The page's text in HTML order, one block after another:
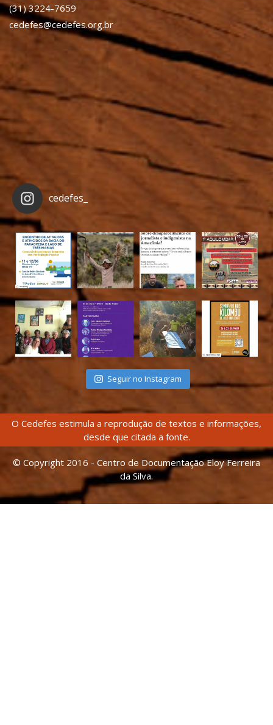
(31) 3224-7659
cedefes@cedefes.org.br
cedefes_
Seguir no Instagram
O Cedefes estimula a reprodução de textos e informações,
desde que citada a fonte.
© Copyright 2016 - Centro de Documentação Eloy Ferreira
da Silva.